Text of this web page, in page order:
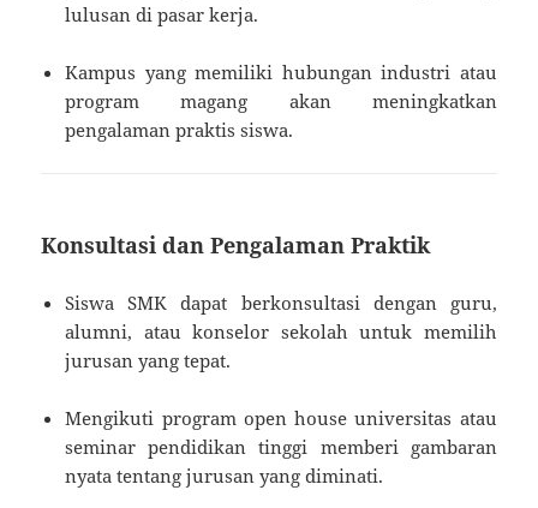
lulusan di pasar kerja.
Kampus yang memiliki hubungan industri atau
program magang akan meningkatkan
pengalaman praktis siswa.
Konsultasi dan Pengalaman Praktik
Siswa SMK dapat berkonsultasi dengan guru,
alumni, atau konselor sekolah untuk memilih
jurusan yang tepat.
Mengikuti program open house universitas atau
seminar pendidikan tinggi memberi gambaran
nyata tentang jurusan yang diminati.